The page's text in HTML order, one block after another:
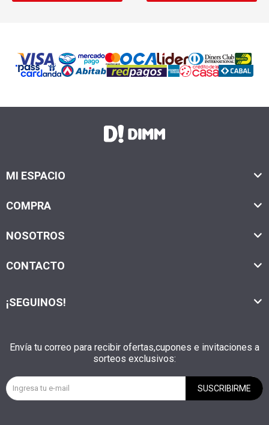
MI ESPACIO
COMPRA
NOSOTROS
CONTACTO
Envía tu correo para recibir ofertas,cupones e invitaciones a
sorteos exclusivos:
SUSCRIBIRME
¡SEGUINOS!